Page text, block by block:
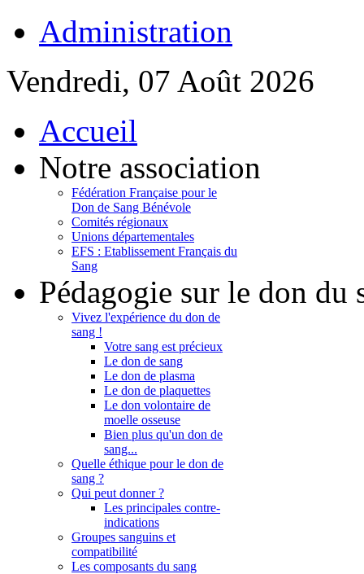
Administration
Vendredi, 07 Août 2026
Accueil
Notre association
Fédération Française pour le
Don de Sang Bénévole
Comités régionaux
Unions départementales
EFS : Etablissement Français du
Sang
Pédagogie sur le don du
Vivez l'expérience du don de
sang !
Votre sang est précieux
Le don de sang
Le don de plasma
Le don de plaquettes
Le don volontaire de
moelle osseuse
Bien plus qu'un don de
sang...
Quelle éthique pour le don de
sang ?
Qui peut donner ?
Les principales contre-
indications
Groupes sanguins et
compatibilité
Les composants du sang